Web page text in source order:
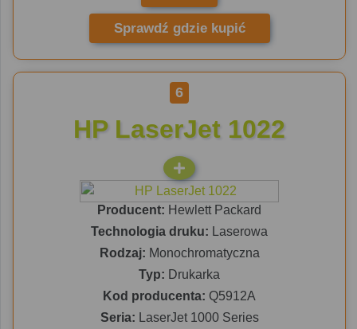
Sprawdź gdzie kupić
6
HP LaserJet 1022
Producent: Hewlett Packard
Technologia druku: Laserowa
Rodzaj: Monochromatyczna
Typ: Drukarka
Kod producenta: Q5912A
Seria: LaserJet 1000 Series